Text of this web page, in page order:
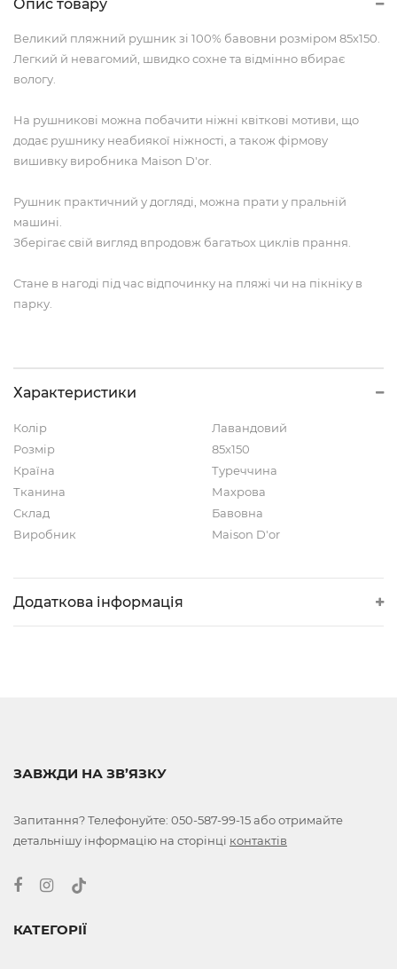
Опис товару
Великий пляжний рушник зі 100% бавовни розміром 85х150.
Легкий й невагомий, швидко сохне та відмінно вбирає
вологу.
На рушникові можна побачити ніжні квіткові мотиви, що
додає рушнику неабиякої ніжності, а також фірмову
вишивку виробника Maison D'or.
Рушник практичний у догляді, можна прати у пральній
машині.
Зберігає свій вигляд впродовж багатьох циклів прання.
Стане в нагоді під час відпочинку на пляжі чи на пікніку в
парку.
Характеристики
Колір
Лавандовий
Розмір
85х150
Країна
Туреччина
Тканина
Махрова
Склад
Бавовна
Виробник
Maison D'or
Додаткова інформація
ЗАВЖДИ НА ЗВ’ЯЗКУ
Запитання? Телефонуйте: 050-587-99-15або отримайте
детальнішу інформацію на сторінці контактів
КАТЕГОРІЇ